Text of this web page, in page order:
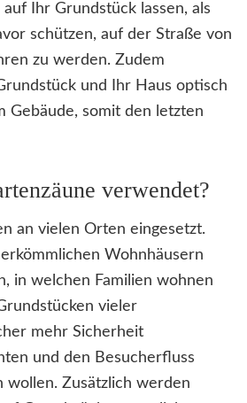
Ihr Grundstück lassen, als
schützen, auf der Straße von
zu werden. Zudem
und Ihr Haus optisch
Gebäude, somit den letzten
verwendet?
an vielen Orten eingesetzt.
Wohnhäusern
in welchen Familien wohnen
vieler
mehr Sicherheit
und den Besucherfluss
wollen. Zusätzlich werden